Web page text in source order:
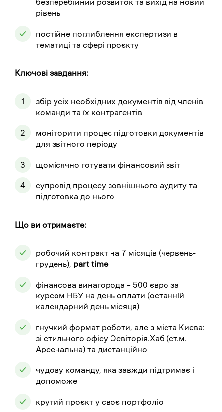
безперебійний розвиток та вихід на новий
рівень
постійне поглиблення експертизи в
тематиці та сфері проєкту
Ключові завдання:
збір усіх необхідних документів від членів
команди та їх контрагентів
моніторити процес підготовки документів
для звітного періоду
щомісячно готувати фінансовий звіт
супровід процесу зовнішнього аудиту та
підготовка до нього
Що ви отримаєте:
робочий контракт на 7 місяців (червень-
грудень), part time
фінансова винагорода – 500 євро за
курсом НБУ на день оплати (останній
календарний день місяця)
гнучкий формат роботи, але з міста Києва:
зі стильного офісу Освіторія.Хаб (ст.м.
Арсенальна) та дистанційно
чудову команду, яка завжди підтримає і
допоможе
крутий проєкт у своє портфоліо